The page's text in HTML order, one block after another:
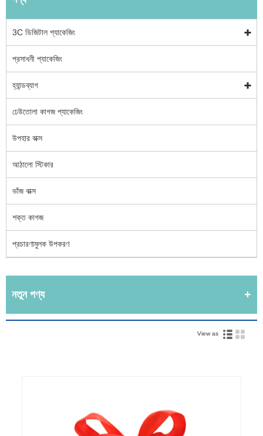
3C ডিজিটাল প্যাকেজিং
প্রসাধনী প্যাকেজিং
হ্যান্ডব্যাগ
ঢেউতোলা কাগজ প্যাকেজিং
উপহার বাক্স
আঠালো স্টিকার
ভাঁজ বাক্স
শক্ত কাগজ
প্রচারণামুলক উপকরণ
নতুন পণ্য
View as